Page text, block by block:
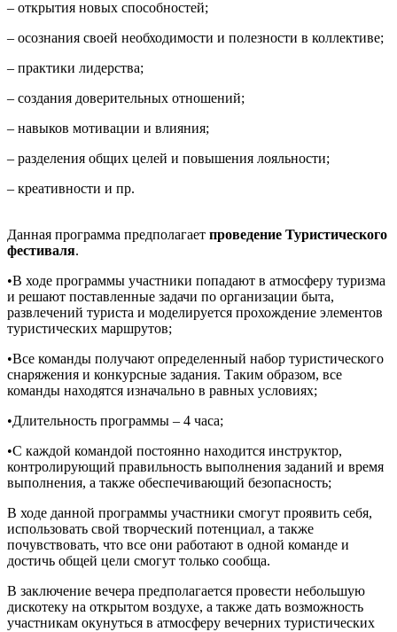
– открытия новых способностей;
– осознания своей необходимости и полезности в коллективе;
– практики лидерства;
– создания доверительных отношений;
– навыков мотивации и влияния;
– разделения общих целей и повышения лояльности;
– креативности и пр.
Данная программа предполагает проведение Туристического
фестиваля.
•В ходе программы участники попадают в атмосферу туризма
и решают поставленные задачи по организации быта,
развлечений туриста и моделируется прохождение элементов
туристических маршрутов;
•Все команды получают определенный набор туристического
снаряжения и конкурсные задания. Таким образом, все
команды находятся изначально в равных условиях;
•Длительность программы – 4 часа;
•С каждой командой постоянно находится инструктор,
контролирующий правильность выполнения заданий и время
выполнения, а также обеспечивающий безопасность;
В ходе данной программы участники смогут проявить себя,
использовать свой творческий потенциал, а также
почувствовать, что все они работают в одной команде и
достичь общей цели смогут только сообща.
В заключение вечера предполагается провести небольшую
дискотеку на открытом воздухе, а также дать возможность
участникам окунуться в атмосферу вечерних туристических